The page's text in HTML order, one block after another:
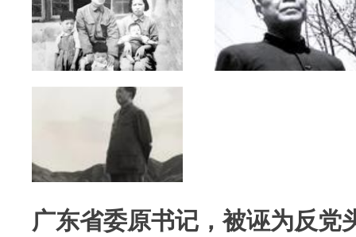
广东省委原书记，被诬为反党